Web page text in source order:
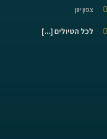
צפון יוון
לכל הטיולים [...]